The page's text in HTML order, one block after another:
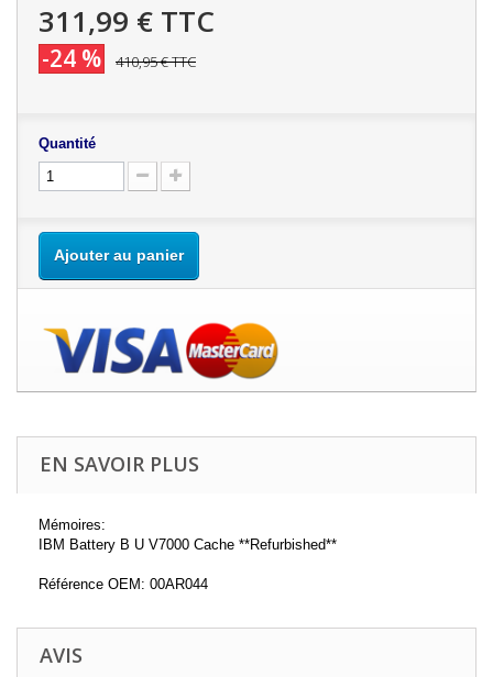
311,99 € TTC
-24 % 410,95 €TTC
Quantité
Ajouter au panier
EN SAVOIR PLUS
Mémoires:
IBM Battery B U V7000 Cache **Refurbished**
Référence OEM: 00AR044
AVIS